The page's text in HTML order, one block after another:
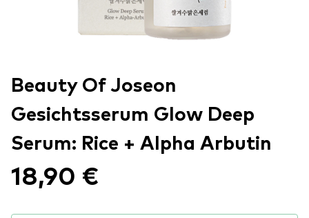
Beauty Of Joseon
Gesichtsserum Glow Deep
Serum: Rice + Alpha Arbutin
18,90 €